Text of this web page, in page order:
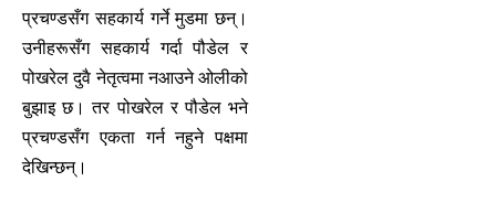
प्रचण्डसँग सहकार्य गर्ने मुडमा छन्।
उनीहरूसँग सहकार्य गर्दा पौडेल र
पोखरेल दुवै नेतृत्वमा नआउने ओलीको
बुझाइ छ। तर पोखरेल र पौडेल भने
प्रचण्डसँग एकता गर्न नहुने पक्षमा
देखिन्छन्।